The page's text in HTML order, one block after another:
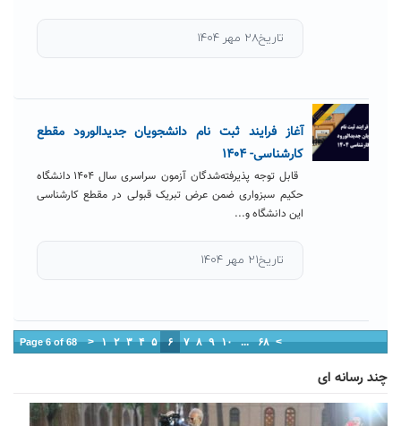
تاریخ۲۸ مهر ۱۴۰۴
آغاز فرایند ثبت نام دانشجویان جدیدالورود مقطع
کارشناسی- ۱۴۰۴
قابل توجه پذیرفته‌شدگان آزمون سراسری سال ۱۴۰۴ دانشگاه
حکیم سبزواری ضمن عرض تبریک قبولی در مقطع کارشناسی
این دانشگاه و...
تاریخ۲۱ مهر ۱۴۰۴
Page 6 of 68 < ۱ ۲ ۳ ۴ ۵ ۶ ۷ ۸ ۹ ۱۰ ... ۶۸ >
چند رسانه ای